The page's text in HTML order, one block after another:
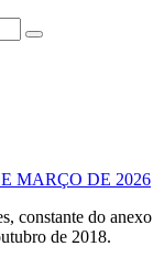
MARÇO DE 2026
constante do anexo
de 2018.